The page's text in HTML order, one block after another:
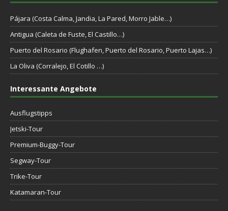
Pájara (Costa Calma, Jandia, La Pared, Morro Jable…)
Antigua (Caleta de Fuste, El Castillo…)
Puerto del Rosario (Flughafen, Puerto del Rosario, Puerto Lajas…)
La Oliva (Corralejo, El Cotillo …)
Interessante Angebote
Ausflugstipps
Jetski-Tour
Premium-Buggy-Tour
Segway-Tour
Trike-Tour
Katamaran-Tour